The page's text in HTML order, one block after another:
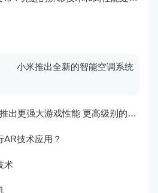
小米推出全新的智能空调系统
OPPO Find Z2将推出更强大游戏性能 更高级别的音频技术
AR技术应用？
术